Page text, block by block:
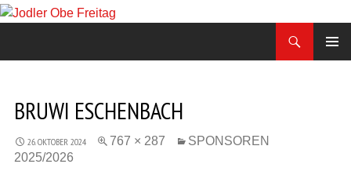
Zum
Inhalt
BRUWI ESCHENBACH
26. OKTOBER 2024 767 × 287
SPONSOREN
2025/2026